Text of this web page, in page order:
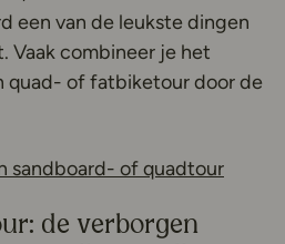
een van de leukste dingen
Vaak combineer je het
quad- of fatbiketour door de
sandboard- of quadtourDeze
de verborgen